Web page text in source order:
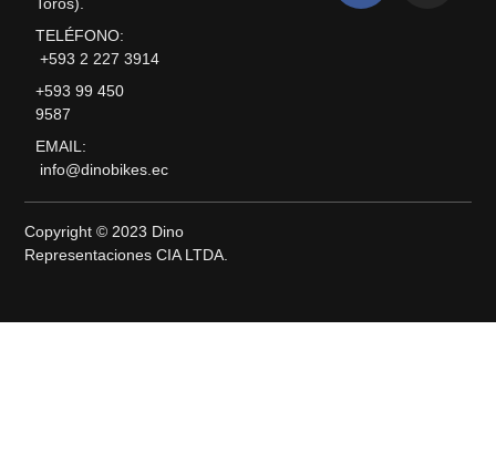
TELÉFONO:
+593 2 227 3914
+593 99 450
9587
EMAIL:
info@dinobikes.ec
Copyright © 2023 Dino
Representaciones CIA LTDA.